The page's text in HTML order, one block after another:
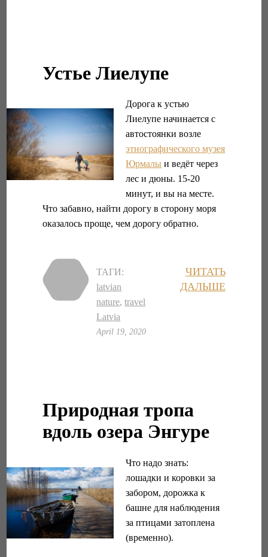
Устье Лиелупе
Дорога к устью
Лиелупе начинается с
автостоянки возле
этнографического музея
Юрмалы и ведёт через
лес и дюны. 15-20
минут, и вы на месте.
Что забавно, найти дорогу в сторону моря
оказалось проще, чем дорогу обратно.
ЧИТАТЬ
ДАЛЬШЕ
ТАГИ:
latvian
nature,travel
Latvia
April 19, 2020
Природная тропа
вдоль озера Энгуре
Что надо знать:
лошадки и коровки за
забором, дорожка к
башне для наблюдения
за птицами затоплена
(временно).